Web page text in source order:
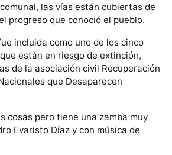
las vías están cubiertas de
progreso que conoció el pueblo.
incluida como uno de los cinco
están en riesgo de extinción,
de la asociación civil Recuperación
que Desaparecen
cosas pero tiene una zamba muy
Evaristo Díaz y con música de